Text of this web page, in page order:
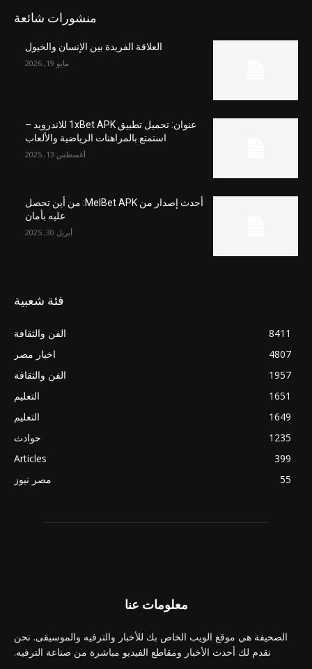
منشورات شائعة
العلاقة الفريدة بين الإنسان والخيول
مايو 19, 2026
عنوان: تحميل تطبيق 1xBet APK للاندرويد –
استمتع بالمراهنات الرياضية والألعاب
أغسطس 13, 2025
أحدث إصدار من MelBet APK: من أين تحصل
عليه بأمان
أبريل 30, 2025
فئة شعبية
الفن والثقافة
8411
اخبار مصر
4807
الفن والثقافة
1957
التعليم
1651
التعليم
1649
حوادث
1235
Articles
399
مصر نيوز
55
معلومات عنا
الصحيفة هي موقع الويب الخاص بك للأخبار والترفيه والموسيقى. نحن
نقدم لك أحدث الأخبار ومقاطع الفيديو مباشرة من صناعة الترفيه.